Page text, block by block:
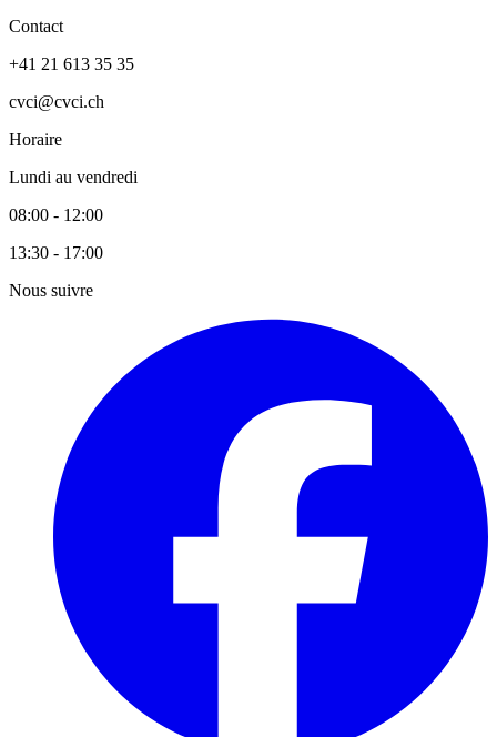
Contact
+41 21 613 35 35
cvci@cvci.ch
Horaire
Lundi au vendredi
08:00 - 12:00
13:30 - 17:00
Nous suivre